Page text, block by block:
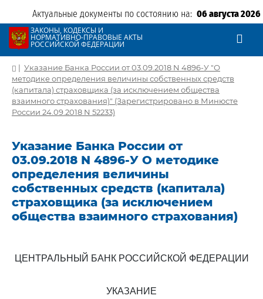
Актуальные документы по состоянию на: 06 августа 2026
ЗАКОНЫ, КОДЕКСЫ И
НОРМАТИВНО-ПРАВОВЫЕ АКТЫ
РОССИЙСКОЙ ФЕДЕРАЦИИ
| Указание Банка России от 03.09.2018 N 4896-У "О
методике определения величины собственных средств
(капитала) страховщика (за исключением общества
взаимного страхования)" (Зарегистрировано в Минюсте
России 24.09.2018 N 52233)
Указание Банка России от
03.09.2018 N 4896-У О методике
определения величины
собственных средств (капитала)
страховщика (за исключением
общества взаимного страхования)
ЦЕНТРАЛЬНЫЙ БАНК РОССИЙСКОЙ ФЕДЕРАЦИИ
УКАЗАНИЕ